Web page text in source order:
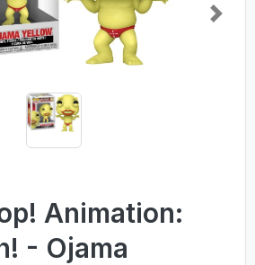
Next
Animation:
- Ojama